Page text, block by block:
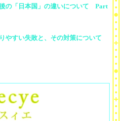
の「日本国」の違いについて Part
やすい失敗と、その対策について